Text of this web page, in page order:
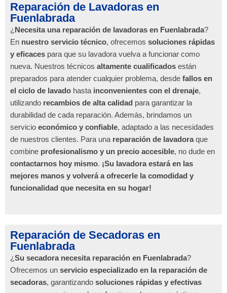
Reparación de Lavadoras en
Fuenlabrada
¿Necesita una reparación de lavadoras en Fuenlabrada?
En nuestro servicio técnico, ofrecemos soluciones rápidas
y eficaces para que su lavadora vuelva a funcionar como
nueva. Nuestros técnicos altamente cualificados están
preparados para atender cualquier problema, desde fallos en
el ciclo de lavado hasta inconvenientes con el drenaje,
utilizando recambios de alta calidad para garantizar la
durabilidad de cada reparación. Además, brindamos un
servicio económico y confiable, adaptado a las necesidades
de nuestros clientes. Para una reparación de lavadoraque
combine profesionalismo y un precio accesible, no dude en
contactarnos hoy mismo. ¡Su lavadora estará en las
mejores manos y volverá a ofrecerle la comodidad y
funcionalidad que necesita en su hogar!
Reparación de Secadoras en
Fuenlabrada
¿Su secadora necesita reparación en Fuenlabrada?
Ofrecemos un servicio especializado en la reparación de
secadoras, garantizando soluciones rápidas y efectivas